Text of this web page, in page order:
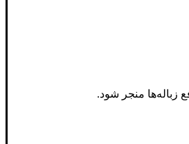
زباله‌ها منجر شود.